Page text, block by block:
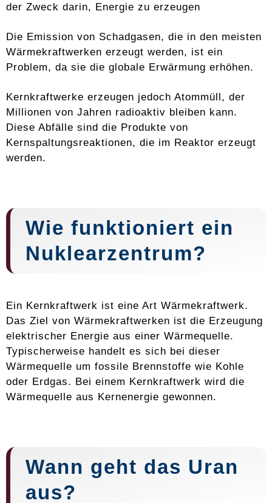
der Zweck darin, Energie zu erzeugen
Die Emission von Schadgasen, die in den meisten
Wärmekraftwerken erzeugt werden, ist ein
Problem, da sie die globale Erwärmung erhöhen.
Kernkraftwerke erzeugen jedoch Atommüll, der
Millionen von Jahren radioaktiv bleiben kann.
Diese Abfälle sind die Produkte von
Kernspaltungsreaktionen, die im Reaktor erzeugt
werden.
Wie funktioniert ein
Nuklearzentrum?
Ein Kernkraftwerk ist eine Art Wärmekraftwerk.
Das Ziel von Wärmekraftwerken ist die Erzeugung
elektrischer Energie aus einer Wärmequelle.
Typischerweise handelt es sich bei dieser
Wärmequelle um fossile Brennstoffe wie Kohle
oder Erdgas. Bei einem Kernkraftwerk wird die
Wärmequelle aus Kernenergie gewonnen.
Wann geht das Uran
aus?